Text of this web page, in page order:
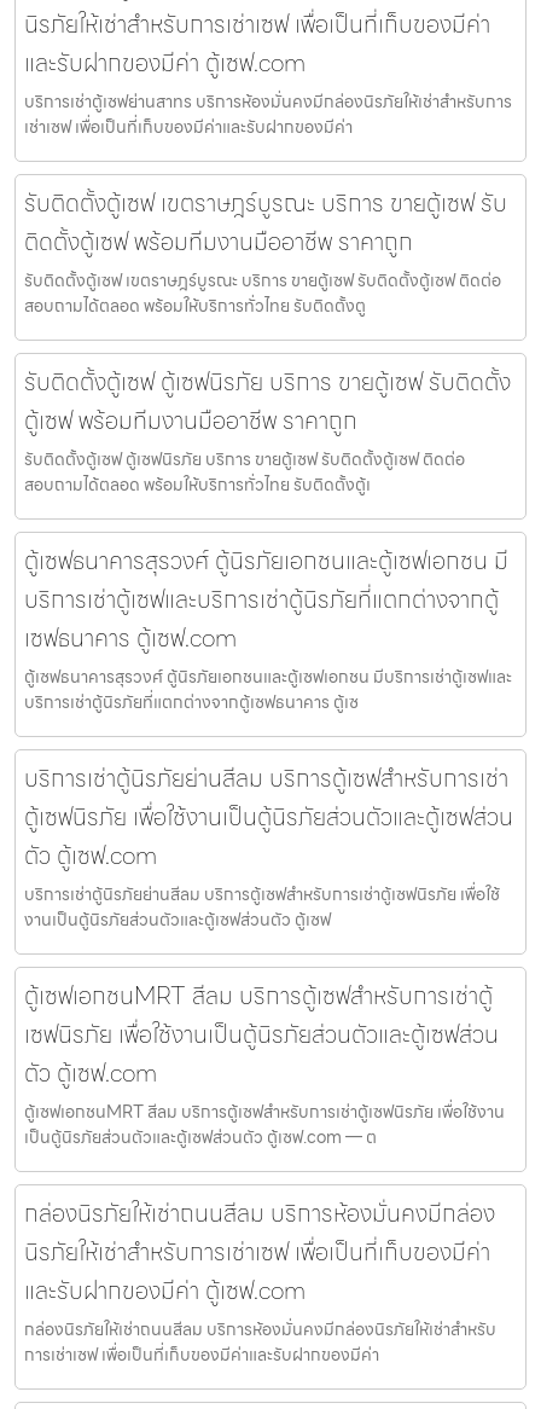
นิรภัยให้เช่าสำหรับการเช่าเซฟ เพื่อเป็นที่เก็บของมีค่า
และรับฝากของมีค่า ตู้เซฟ.com
บริการเช่าตู้เซฟย่านสาทร บริการห้องมั่นคงมีกล่องนิรภัยให้เช่าสำหรับการ
เช่าเซฟ เพื่อเป็นที่เก็บของมีค่าและรับฝากของมีค่า
รับติดตั้งตู้เซฟ เขตราษฎร์บูรณะ บริการ ขายตู้เซฟ รับ
ติดตั้งตู้เซฟ พร้อมทีมงานมืออาชีพ ราคาถูก
รับติดตั้งตู้เซฟ เขตราษฎร์บูรณะ บริการ ขายตู้เซฟ รับติดตั้งตู้เซฟ ติดต่อ
สอบถามได้ตลอด พร้อมให้บริการทั่วไทย รับติดตั้งตู
รับติดตั้งตู้เซฟ ตู้เซฟนิรภัย บริการ ขายตู้เซฟ รับติดตั้ง
ตู้เซฟ พร้อมทีมงานมืออาชีพ ราคาถูก
รับติดตั้งตู้เซฟ ตู้เซฟนิรภัย บริการ ขายตู้เซฟ รับติดตั้งตู้เซฟ ติดต่อ
สอบถามได้ตลอด พร้อมให้บริการทั่วไทย รับติดตั้งตู้เ
ตู้เซฟธนาคารสุรวงศ์ ตู้นิรภัยเอกชนและตู้เซฟเอกชน มี
บริการเช่าตู้เซฟและบริการเช่าตู้นิรภัยที่แตกต่างจากตู้
เซฟธนาคาร ตู้เซฟ.com
ตู้เซฟธนาคารสุรวงศ์ ตู้นิรภัยเอกชนและตู้เซฟเอกชน มีบริการเช่าตู้เซฟและ
บริการเช่าตู้นิรภัยที่แตกต่างจากตู้เซฟธนาคาร ตู้เซ
บริการเช่าตู้นิรภัยย่านสีลม บริการตู้เซฟสำหรับการเช่า
ตู้เซฟนิรภัย เพื่อใช้งานเป็นตู้นิรภัยส่วนตัวและตู้เซฟส่วน
ตัว ตู้เซฟ.com
บริการเช่าตู้นิรภัยย่านสีลม บริการตู้เซฟสำหรับการเช่าตู้เซฟนิรภัย เพื่อใช้
งานเป็นตู้นิรภัยส่วนตัวและตู้เซฟส่วนตัว ตู้เซฟ
ตู้เซฟเอกชนMRT สีลม บริการตู้เซฟสำหรับการเช่าตู้
เซฟนิรภัย เพื่อใช้งานเป็นตู้นิรภัยส่วนตัวและตู้เซฟส่วน
ตัว ตู้เซฟ.com
ตู้เซฟเอกชนMRT สีลม บริการตู้เซฟสำหรับการเช่าตู้เซฟนิรภัย เพื่อใช้งาน
เป็นตู้นิรภัยส่วนตัวและตู้เซฟส่วนตัว ตู้เซฟ.com — ต
กล่องนิรภัยให้เช่าถนนสีลม บริการห้องมั่นคงมีกล่อง
นิรภัยให้เช่าสำหรับการเช่าเซฟ เพื่อเป็นที่เก็บของมีค่า
และรับฝากของมีค่า ตู้เซฟ.com
กล่องนิรภัยให้เช่าถนนสีลม บริการห้องมั่นคงมีกล่องนิรภัยให้เช่าสำหรับ
การเช่าเซฟ เพื่อเป็นที่เก็บของมีค่าและรับฝากของมีค่า